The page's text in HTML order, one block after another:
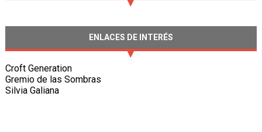
ENLACES DE INTERÉS
Croft Generation
Gremio de las Sombras
Silvia Galiana